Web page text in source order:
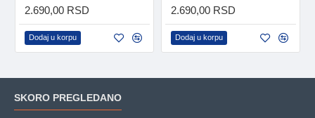
2.690,00 RSD
Dodaj u korpu
2.690,00 RSD
Dodaj u korpu
SKORO PREGLEDANO